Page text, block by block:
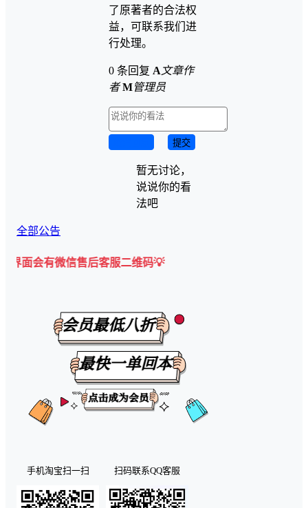
了原著者的合法权
益，可联系我们进
行处理。
0 条回复 A 文章作
者 M管理员
提交
暂无讨论，
说说你的看
法吧
全部公告
信售后客服二维码💡
手机淘宝扫一扫 扫码联系QQ客服